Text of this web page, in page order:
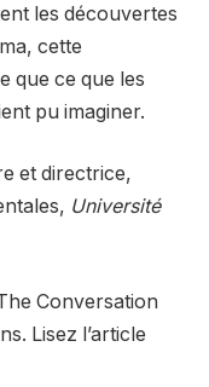
les découvertes
cette
que ce que les
pu imaginer.
et directrice,
Université
Conversation
Lisez l’article